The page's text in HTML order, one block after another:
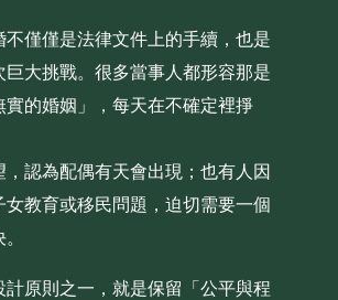
不僅僅是法律文件上的手續，也是
巨大挑戰。很多當事人都形容那是
實的婚姻」，每天在不確定裡掙
，認為配偶有天會出現；也有人因
女教育或移民問題，迫切需要一個
計原則之一，就是保留「公平與程